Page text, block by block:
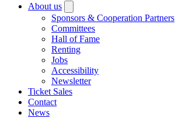
About us
submenu
Sponsors & Cooperation Partners
Committees
Hall of Fame
Renting
Jobs
Accessibility
Newsletter
Ticket Sales
Contact
News